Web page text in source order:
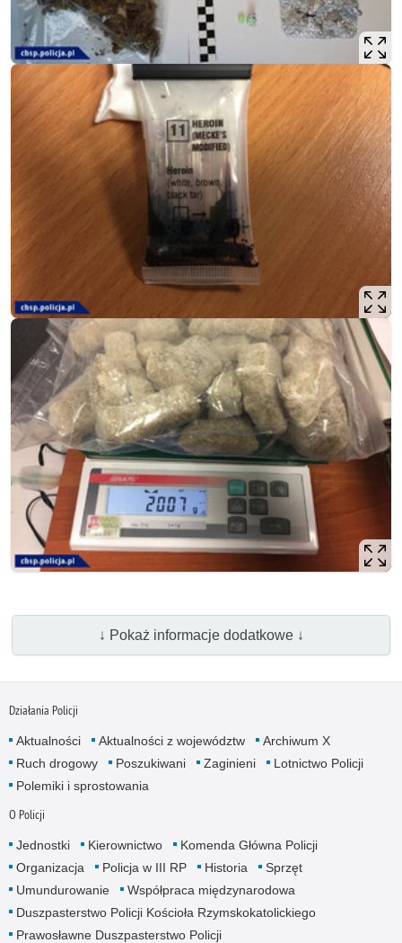
↓ Pokaż informacje dodatkowe ↓
Działania Policji
Aktualności Aktualności z województw
Archiwum X
Ruch drogowy
Poszukiwani Zaginieni
Lotnictwo Policji
Polemiki i sprostowania
O Policji
Jednostki Kierownictwo
Komenda Główna Policji
Organizacja
Policja w III RP Historia
Sprzęt
Umundurowanie
Współpraca międzynarodowa
Duszpasterstwo Policji Kościoła Rzymskokatolickiego
Prawosławne Duszpasterstwo Policji